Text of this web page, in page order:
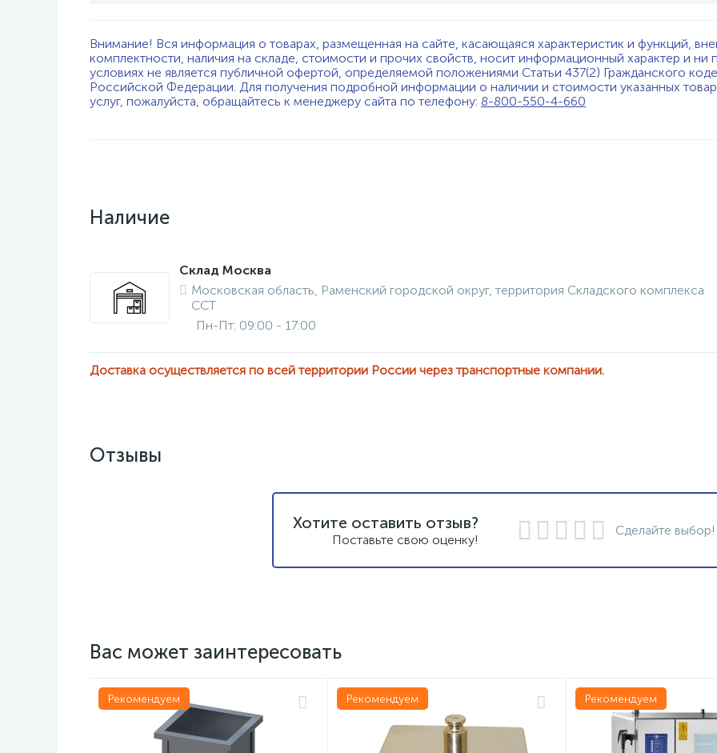
Внимание! Вся информация о товарах, размещенная на сайте, касающаяся характеристик и функций,
комплектности, наличия на складе, стоимости и прочих свойств, носит информационный характер и ни
условиях не является публичной офертой, определяемой положениями Статьи 437(2) Гражданского
Российской Федерации. Для получения подробной информации о наличии и стоимости указанных
услуг, пожалуйста, обращайтесь к менеджеру сайта по телефону: 8-800-550-4-660
Наличие
Склад Москва
Московская область, Раменский городской округ, территория Складского комплекса
ССТ
Пн-Пт: 09:00 - 17:00
Доставка осуществляется по всей территории России через транспортные компании.
Отзывы
Хотите оставить отзыв?
Поставьте свою оценку!
Сделайте выбор!
Вас может заинтересовать
Рекомендуем Рекомендуем Рекомендуем